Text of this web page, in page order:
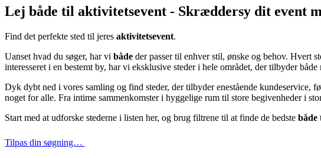
Lej både til aktivitetsevent - Skræddersy dit event
Find det perfekte sted til jeres aktivitetsevent.
Uanset hvad du søger, har vi både der passer til enhver stil, ønske og behov. Hvert
interesseret i en bestemt by, har vi eksklusive steder i hele området, der tilbyder
Dyk dybt ned i vores samling og find steder, der tilbyder enestående kundeservice,
noget for alle. Fra intime sammenkomster i hyggelige rum til store begivenheder i
Start med at udforske stederne i listen her, og brug filtrene til at finde de bedste både
Tilpas din søgning…